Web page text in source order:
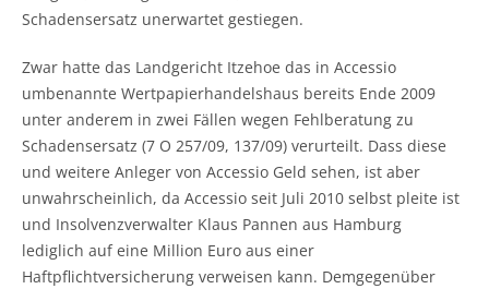
Schadensersatz unerwartet gestiegen.
Zwar hatte das Landgericht Itzehoe das in Accessio
umbenannte Wertpapierhandelshaus bereits Ende 2009
unter anderem in zwei Fällen wegen Fehlberatung zu
Schadensersatz (7 O 257/09, 137/09) verurteilt. Dass diese
und weitere Anleger von Accessio Geld sehen, ist aber
unwahrscheinlich, da Accessio seit Juli 2010 selbst pleite ist
und Insolvenzverwalter Klaus Pannen aus Hamburg
lediglich auf eine Million Euro aus einer
Haftpflichtversicherung verweisen kann. Demgegenüber